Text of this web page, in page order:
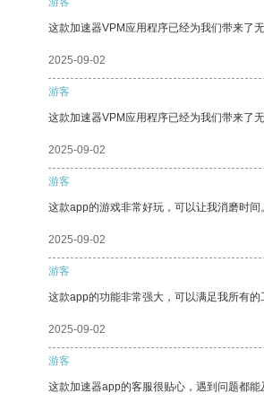
这款加速器VPM应用程序已经为我们带来了
2025-09-02
游客
这款加速器VPM应用程序已经为我们带来了
2025-09-02
游客
这款app的游戏非常好玩，可以让我消磨时间。
2025-09-02
游客
这款app的功能非常强大，可以满足我所有的
2025-09-02
游客
这款加速器app的客服很贴心，遇到问题都能